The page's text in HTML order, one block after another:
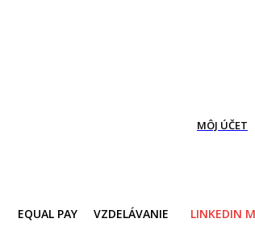
MÔJ ÚČET
EQUAL PAY VZDELÁVANIE LINKEDIN